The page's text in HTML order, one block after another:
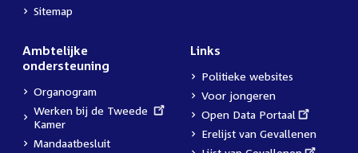
Sitemap
Ambtelijke
ondersteuning
Organogram
External
link:
Werken bij de Tweede
Kamer
Mandaatbesluit
Links
Politieke websites
Voor jongeren
External
link:
Open Data Portaal
Erelijst van Gevallenen